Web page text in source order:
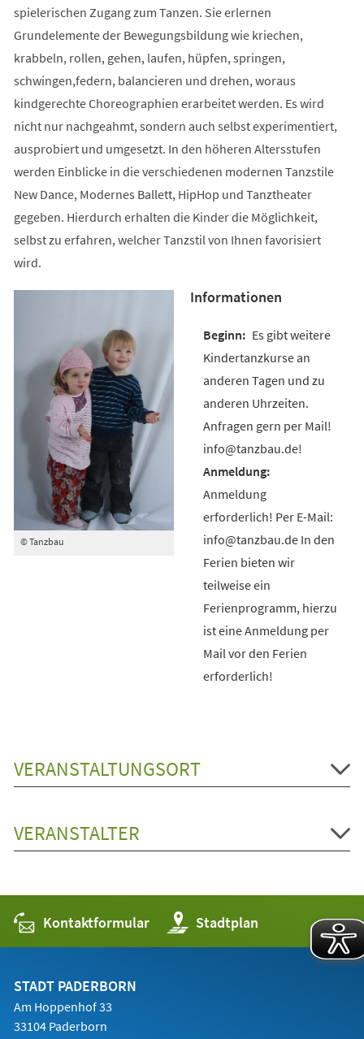
spielerischen Zugang zum Tanzen. Sie erlernen
Grundelemente der Bewegungsbildung wie kriechen,
krabbeln, rollen, gehen, laufen, hüpfen, springen,
schwingen,federn, balancieren und drehen, woraus
kindgerechte Choreographien erarbeitet werden. Es wird
nicht nur nachgeahmt, sondern auch selbst experimentiert,
ausprobiert und umgesetzt. In den höheren Altersstufen
werden Einblicke in die verschiedenen modernen Tanzstile
New Dance, Modernes Ballett, HipHop und Tanztheater
gegeben. Hierdurch erhalten die Kinder die Möglichkeit,
selbst zu erfahren, welcher Tanzstil von Ihnen favorisiert
wird.
© Tanzbau
Informationen
Es gibt weitere
Kindertanzkurse an
anderen Tagen und zu
anderen Uhrzeiten.
Anfragen gern per Mail!
info@tanzbau.de!
Anmeldung
erforderlich! Per E-Mail:
info@tanzbau.de In den
Ferien bieten wir
teilweise ein
Ferienprogramm, hierzu
ist eine Anmeldung per
Mail vor den Ferien
erforderlich!
VERANSTALTUNGSORT
VERANSTALTER
Kontaktformular Stadtplan
(Öffnet
in
einem
STADT PADERBORN
Am Hoppenhof 33
33104 Paderborn